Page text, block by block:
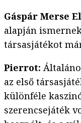
Gáspár Merse
alapján
társasjátékot
Pierrot:
az első
különféle
szerencsejáték